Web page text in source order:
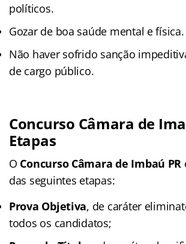
políticos.
Gozar de boa saúde mental e física.
Não haver sofrido sanção
de cargo público.
Concurso Câmara de
Etapas
O Concurso Câmara de Imbaú PR
das seguintes etapas:
Prova Objetiva, de caráter
todos os candidatos;